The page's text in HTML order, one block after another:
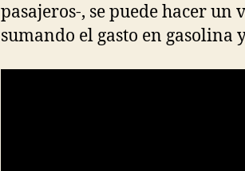
pasajeros-, se puede hacer
sumando el gasto en gasolina